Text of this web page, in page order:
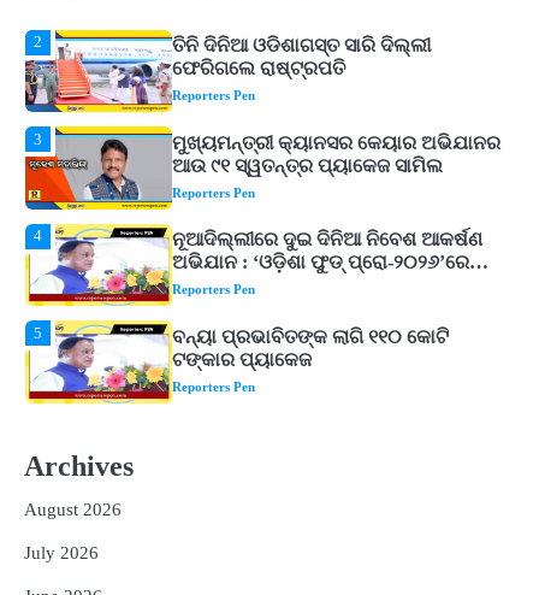
3
ମୁଖ୍ୟମନ୍ତ୍ରୀ କ୍ୟାନସର କେୟାର ଅଭିଯାନର
ଆଉ ୯୧ ସ୍ୱତନ୍ତ୍ର ପ୍ୟାକେଜ ସାମିଲ
Reporters Pen
4
ନୂଆଦିଲ୍ଲୀରେ ଦୁଇ ଦିନିଆ ନିବେଶ ଆକର୍ଷଣ
ଅଭିଯାନ : ‘ଓଡ଼ିଶା ଫୁଡ୍ ପ୍ରୋ-୨୦୨୬’ରେ
ଖାଦ୍ୟ ପ୍ରକ୍ରିୟାକରଣ କ୍ଷେତ୍ରକୁ ମିଳିବ
ଗୁରୁତ୍ୱ
Reporters Pen
5
ବନ୍ୟା ପ୍ରଭାବିତଙ୍କ ଲାଗି ୧୧୦ କୋଟି
ଟଙ୍କାର ପ୍ୟାକେଜ
Reporters Pen
1
ଆସାମରେ ଭୟଙ୍କର ବନ୍ୟା ମୃତ୍ୟୁ ସଂଖ୍ୟା
୮୯କୁ ବୃଦ୍ଧି
Reporters Pen
Archives
August 2026
July 2026